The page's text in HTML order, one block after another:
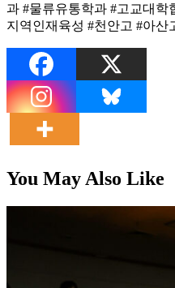
과 #물류유통학과 #고교대학
지역인재육성 #천안고 #아산
You May Also Like